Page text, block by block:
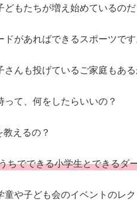
もたちが増え始めているのだ
があればできるスポーツです
んも投げているご家庭もある
て、何をしたらいいの？
えるの？
ちでできる小学生とできるダ
や子ども会のイベントのレ